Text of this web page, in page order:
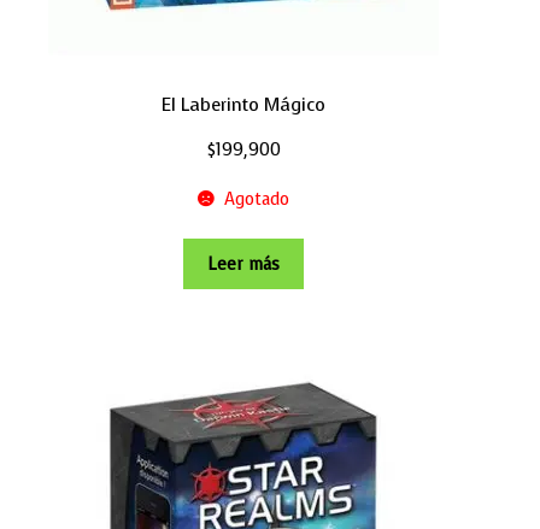
El Laberinto Mágico
$199,900
Agotado
Leer más